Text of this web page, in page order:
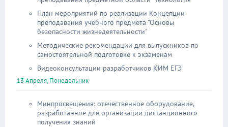
План мероприятий по реализации Концепции
преподавания учебного предмета "Основы
безопасности жизнедеятельности"
Методические рекомендации для выпускников по
самостоятельной подготовке к экзаменам
Видеоконсультации разработчиков КИМ ЕГЭ
13 Апреля, Понедельник
Минпросвещения: отечественное оборудование,
разработанное для организации дистанционного
получения знаний